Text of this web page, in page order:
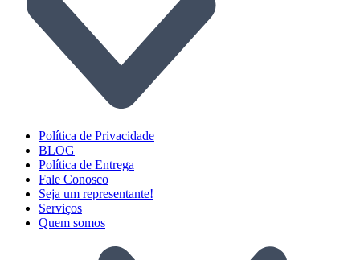
Política de Privacidade
BLOG
Política de Entrega
Fale Conosco
Seja um representante!
Serviços
Quem somos